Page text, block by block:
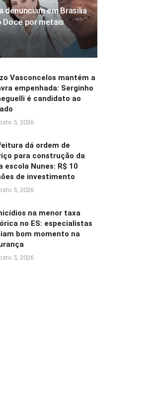
denunciam em Brasília
Doce por metais
Vasconcelos mantém a
empenhada: Serginho
é candidato ao
5, 2026
dá ordem de
para construção da
escola Nunes: R$ 10
de investimento
5, 2026
na menor taxa
no ES: especialistas
bom momento na
5, 2026